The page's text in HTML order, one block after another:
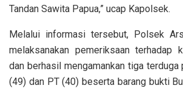
Tandan Sawita Papua,” ucap Kapolsek.
Melalui informasi tersebut, Polsek
melaksanakan pemeriksaan terhadap
dan berhasil mengamankan tiga terduga
(49) dan PT (40) beserta barang bukti